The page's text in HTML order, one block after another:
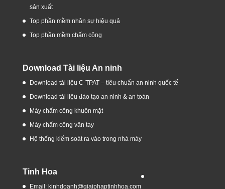
sản xuất
Top phần mềm nhân sự hiệu quả
Top phần mềm chấm công
Download Tài liệu An ninh
Download tài liệu C-TPAT – tiêu chuẩn an ninh quốc tế
Download tài liệu đào tạo an ninh & an toàn
Máy chấm công khuôn mặt
Máy chấm công vân tay
Hệ thống kiểm soát ra vào trong nhà máy
Tinh Hoa
Email: kinhdoanh@giaiphaptinhhoa.com